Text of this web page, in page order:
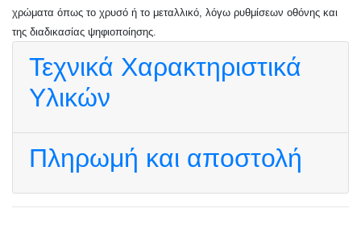
χρώματα όπως το χρυσό ή το μεταλλικό, λόγω ρυθμίσεων οθόνης και
της διαδικασίας ψηφιοποίησης.
Τεχνικά Χαρακτηριστικά
Υλικών
Πληρωμή και αποστολή